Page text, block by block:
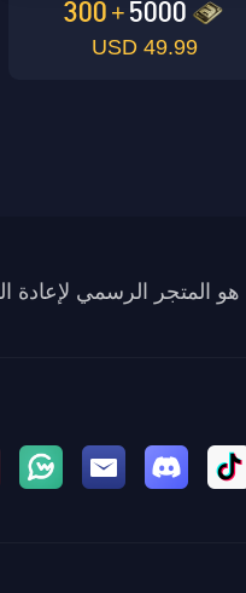
5000
+
300
49.99 USD